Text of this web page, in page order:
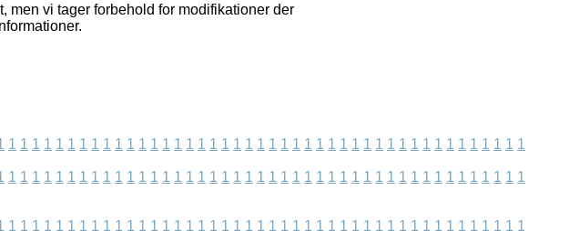
vi tager forbehold for modifikationer der
1 1 1 1 1 1 1 1 1 1 1 1 1 1 1 1 1 1 1 1 1 1 1 1 1 1 1 1 1 1 1 1 1 1 1 1 1 1 1 1 1 1 1 1
1 1 1 1 1 1 1 1 1 1 1 1 1 1 1 1 1 1 1 1 1 1 1 1 1 1 1 1 1 1 1 1 1 1 1 1 1 1 1 1 1 1 1 1
1 1 1 1 1 1 1 1 1 1 1 1 1 1 1 1 1 1 1 1 1 1 1 1 1 1 1 1 1 1 1 1 1 1 1 1 1 1 1 1 1 1 1 1